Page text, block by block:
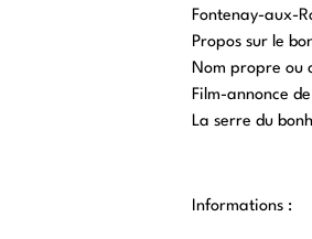
Fontenay-aux-
Propos sur le
Nom propre ou
Film-annonce
La serre du
Informations :